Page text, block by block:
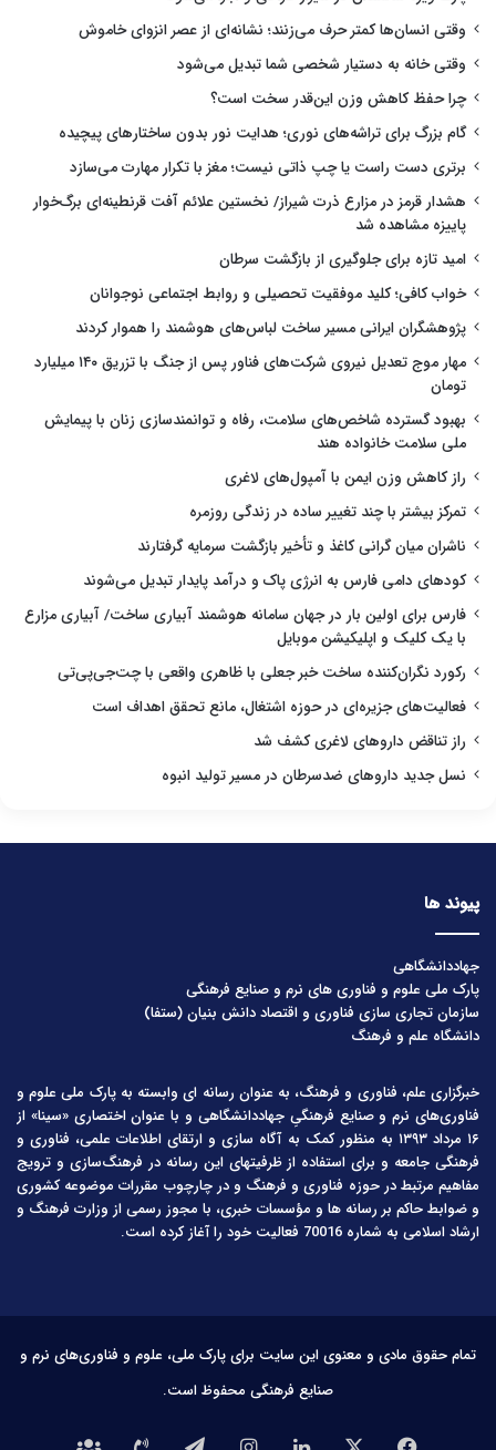
وقتی انسان‌ها کمتر حرف می‌زنند؛ نشانه‌ای از عصر انزوای خاموش
وقتی خانه به دستیار شخصی شما تبدیل می‌شود
چرا حفظ کاهش وزن این‌قدر سخت است؟
گام بزرگ برای تراشه‌های نوری؛ هدایت نور بدون ساختارهای پیچیده
برتری دست راست یا چپ ذاتی نیست؛ مغز با تکرار مهارت می‌سازد
هشدار قرمز در مزارع ذرت شیراز/ نخستین علائم آفت قرنطینه‌ای برگ‌خوار
پاییزه مشاهده شد
امید تازه برای جلوگیری از بازگشت سرطان
خواب کافی؛ کلید موفقیت تحصیلی و روابط اجتماعی نوجوانان
پژوهشگران ایرانی مسیر ساخت لباس‌های هوشمند را هموار کردند
مهار موج تعدیل نیروی شرکت‌های فناور پس از جنگ با تزریق ۱۴۰ میلیارد
تومان
بهبود گسترده شاخص‌های سلامت، رفاه و توانمندسازی زنان با پیمایش
ملی سلامت خانواده هند
راز کاهش وزن ایمن با آمپول‌های لاغری
تمرکز بیشتر با چند تغییر ساده در زندگی روزمره
ناشران میان گرانی کاغذ و تأخیر بازگشت سرمایه گرفتارند
کودهای دامی فارس به انرژی پاک و درآمد پایدار تبدیل می‌شوند
فارس برای اولین بار در جهان سامانه هوشمند آبیاری ساخت/ آبیاری مزارع
با یک کلیک و اپلیکیشن موبایل
رکورد نگران‌کننده ساخت خبر جعلی با ظاهری واقعی با چت‌جی‌پی‌تی
فعالیت‌های جزیره‌ای در حوزه اشتغال، مانع تحقق اهداف است
راز تناقض داروهای لاغری کشف شد
نسل جدید داروهای ضدسرطان در مسیر تولید انبوه
پیوند ها
جهاددانشگاهی
پارک ملی علوم و فناوری های نرم و صنایع فرهنگی
سازمان تجاری سازی فناوری و اقتصاد دانش بنیان (ستفا)
دانشگاه علم و فرهنگ
خبرگزاری علم، فناوری و فرهنگ، به عنوان رسانه ای وابسته به پارک ملی علوم و
فناوری‌های نرم و صنایع فرهنگیِ جهاددانشگاهی و با عنوان اختصاری «سینا» از
۱۶ مرداد ۱۳۹۳ به منظور کمک به آگاه سازی و ارتقای اطلاعات علمی، فناوری و
فرهنگی جامعه و برای استفاده از ظرفیتهای این رسانه در فرهنگ‌سازی و ترویج
مفاهیم مرتبط در حوزه فناوری و فرهنگ و در چارچوب مقررات موضوعه کشوری
و ضوابط حاکم بر رسانه ها و مؤسسات خبری، با مجوز رسمی از وزارت فرهنگ و
ارشاد اسلامی به شماره 70016 فعالیت خود را آغاز کرده است.
تمام حقوق مادی و معنوی این سایت برای پارک ملی، علوم و فناوری‌های نرم و
صنایع فرهنگی محفوظ است.